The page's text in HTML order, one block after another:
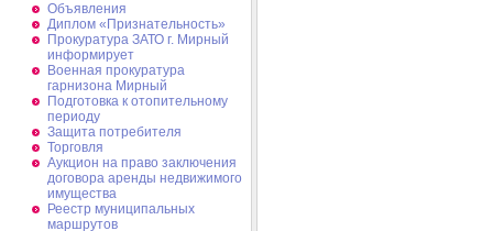
Объявления
Диплом «Признательность»
Прокуратура ЗАТО г. Мирный
информирует
Военная прокуратура
гарнизона Мирный
Подготовка к отопительному
периоду
Защита потребителя
Торговля
Аукцион на право заключения
договора аренды недвижимого
имущества
Реестр муниципальных
маршрутов